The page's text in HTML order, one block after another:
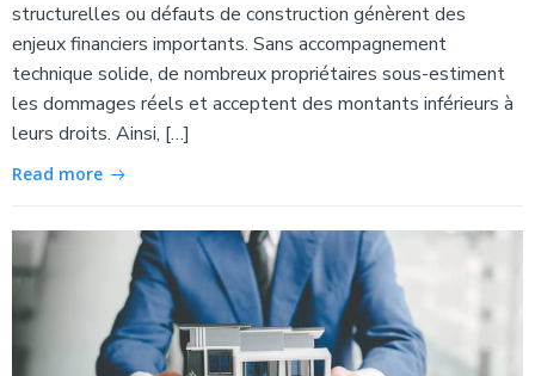
structurelles ou défauts de construction génèrent des
enjeux financiers importants. Sans accompagnement
technique solide, de nombreux propriétaires sous-estiment
les dommages réels et acceptent des montants inférieurs à
leurs droits. Ainsi, […]
Read more